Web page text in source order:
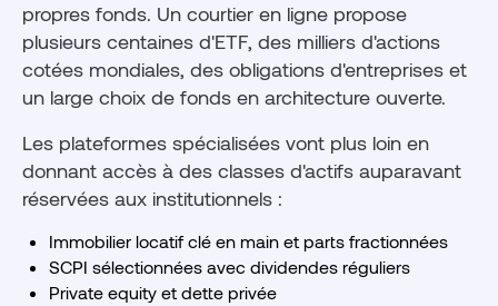
propres fonds. Un courtier en ligne propose
plusieurs centaines d'ETF, des milliers d'actions
cotées mondiales, des obligations d'entreprises et
un large choix de fonds en architecture ouverte.
Les plateformes spécialisées vont plus loin en
donnant accès à des classes d'actifs auparavant
réservées aux institutionnels :
Immobilier locatif clé en main et parts fractionnées
SCPI sélectionnées avec dividendes réguliers
Private equity et dette privée